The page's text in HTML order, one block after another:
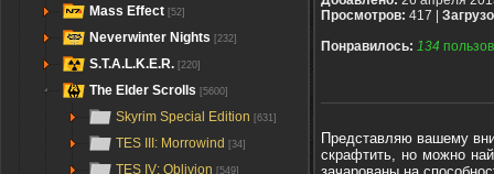
Mass Effect [52]
Neverwinter Nights [232]
S.T.A.L.K.E.R. [220]
The Elder Scrolls [5600]
Skyrim Special Edition [631]
TES III: Morrowind [34]
TES IV: Oblivion [549]
Просмотров: 417 |
Понравилось: 134
Представляю вашему
скрафтить, но можно